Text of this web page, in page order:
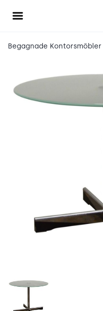
Öppna meny
Begagnade Kontorsmöbler
HBsHbnpdHih0.jpeg